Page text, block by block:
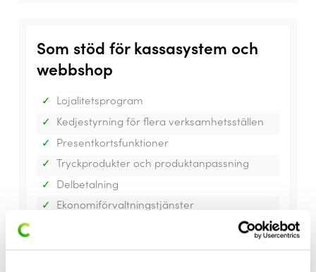
Som stöd för kassasystem och
webbshop
Lojalitetsprogram
Kedjestyrning för flera verksamhetsställen
Presentkortsfunktioner
Tryckprodukter och produktanpassning
Delbetalning
Ekonomiförvaltningstjänster
Grossistleverantörsanslutningar